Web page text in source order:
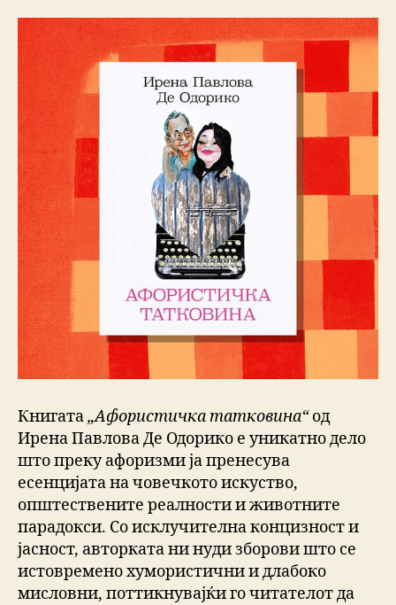
Книгата„Афористичка татковина“од
Ирена Павлова Де Одорико е уникатно дело
што преку афоризми ја пренесува
есенцијата на човечкото искуство,
општествените реалности и животните
парадокси. Со исклучителна концизност и
јасност, авторката ни нуди зборови што се
истовремено хумористични и длабоко
мисловни, поттикнувајќи го читателот да